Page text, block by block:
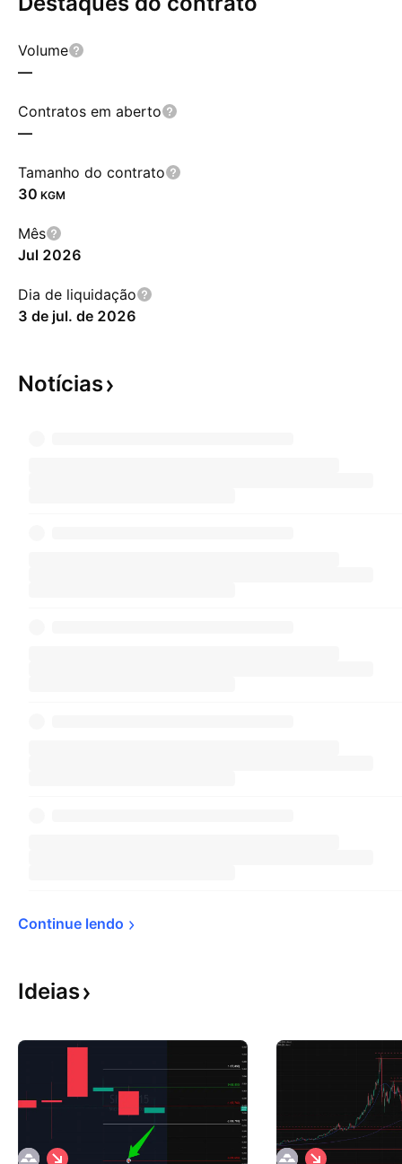
Volume
—
Contratos em aberto
—
Tamanho do contrato
30 KGM
Mês
Jul 2026
Dia de liquidação
3 de jul. de 2026
Notícias
Continue lendo
Ideias
V
V